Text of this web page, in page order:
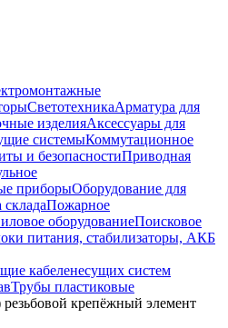
СветотехникаАрматура для
изделияАксессуары для
системыКоммутационное
и безопасностиПриводная
приборыОборудование для
Пожарное
оборудованиеПоисковое
питания, стабилизаторы, АКБ
кабеленесущих систем
Трубы пластиковые
крепёжный элемент